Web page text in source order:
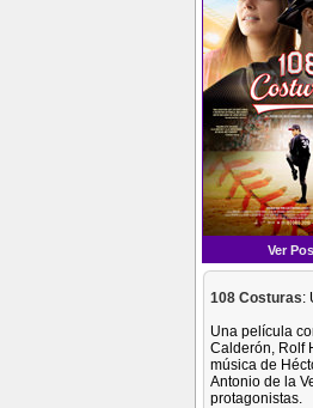
Ver
108 Costuras:
Una película
Calderón, Rolf
música de
Antonio de la
protagonistas.